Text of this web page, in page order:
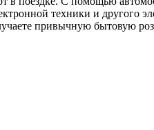
техники и другого
привычную бытовую